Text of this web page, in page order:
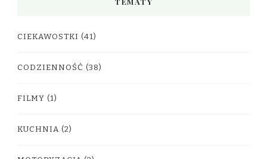
CIEKAWOSTKI (41)
CODZIENNOŚĆ (38)
FILMY (1)
KUCHNIA (2)